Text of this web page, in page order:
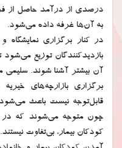
درصدی از درآمد حاصل از
به آن‌ها غرفه داده می‌شود.
در کنار برگزاری نمایشگاه
بازدیدکنندگان توزیع می‌شود
آن بیشتر آشنا شوند. سلیمی
برگزاری بازارچه‌های
قابل‌توجه نیست باعث می‌شود
چون متوجه می‌شوند که در
کودکان بیمار، بی‌تفاوت نیستند.